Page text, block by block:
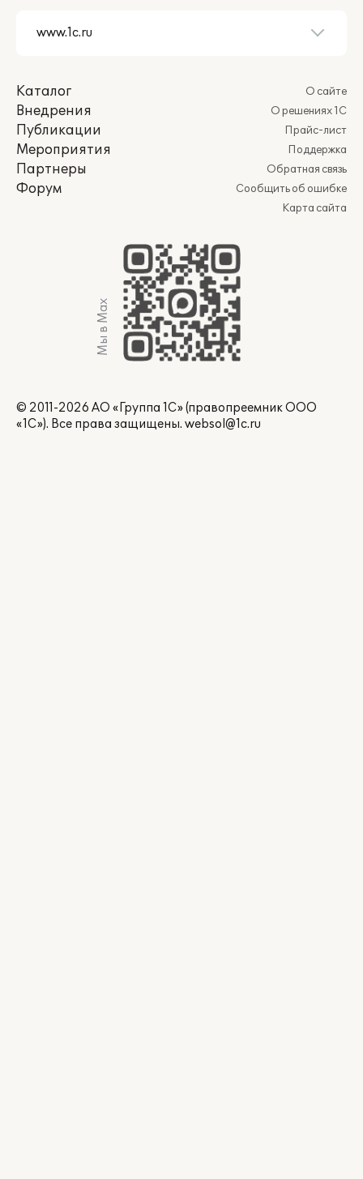
Каталог
Внедрения
Публикации
Мероприятия
Партнеры
Форум
О сайте
О решениях 1С
Прайс-лист
Поддержка
Обратная связь
Сообщить об ошибке
Карта сайта
Мы в Max
© 2011-2026 АО «Группа 1С» (правопреемник ООО
«1С»). Все права защищены. websol@1c.ru